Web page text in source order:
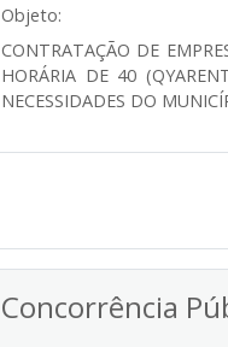
Objeto:
CONTRATAÇÃO DE
HORÁRIA DE 40
NECESSIDADES DO
Concorrência